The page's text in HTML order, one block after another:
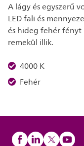
A lágy és egyszerű
LED fali és
és hideg fehér fényt
remekül illik.
4000 K
Fehér